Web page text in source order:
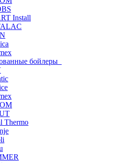
Install
бойлеры
Thermo